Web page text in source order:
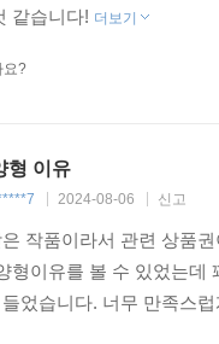
같습니다! 더보기
요?
형 이유
2024-08-06 신고
작품이라서 관련 상품
형이유를 볼 수 있었는
었습니다. 너무 만족스